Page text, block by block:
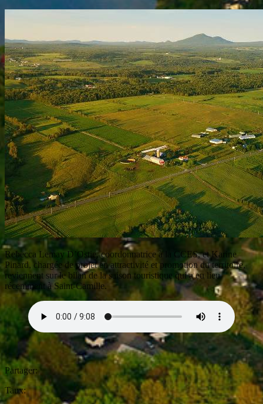
Rebecca Lemay D’Ostie, coordonnatrice à la CCES, et Karine
Pinard, chargée de projet en attractivité et promotion du territoire,
reviennent sur le bilan de la saison touristique qui a eu lieu
récemment à Saint-Camille.
Partager:
Taux: